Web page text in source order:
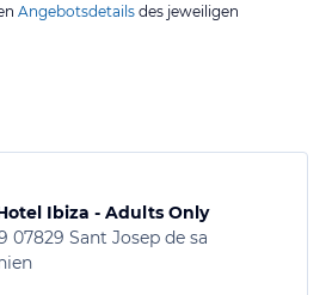
Angebotsdetails des jeweiligen
Ibiza - Adults Only
07829 Sant Josep de sa